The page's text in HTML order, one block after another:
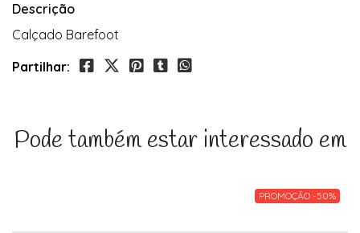
Descrição
Calçado Barefoot
Partilhar:
Pode também estar interessado em
PROMOÇÃO -50%